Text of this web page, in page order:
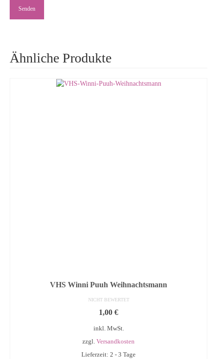
Ähnliche Produkte
VHS Winni Puuh Weihnachtsmann
NICHT BEWERTET
1,00 €
inkl. MwSt.
zzgl. Versandkosten
Lieferzeit: 2 - 3 Tage